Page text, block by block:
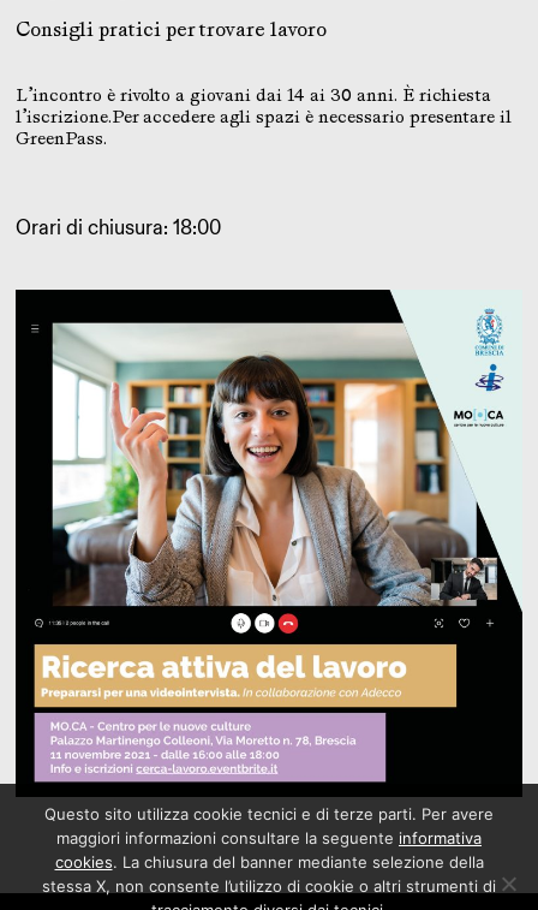
Consigli pratici per trovare lavoro
L’incontro è rivolto a giovani dai 14 ai 30 anni. È richiesta
l’iscrizione.Per accedere agli spazi è necessario presentare il
GreenPass.
Orari di chiusura: 18:00
Questo sito utilizza cookie tecnici e di terze parti. Per avere
maggiori informazioni consultare la seguente informativa
cookies. La chiusura del banner mediante selezione della
stessa X, non consente l’utilizzo di cookie o altri strumenti di